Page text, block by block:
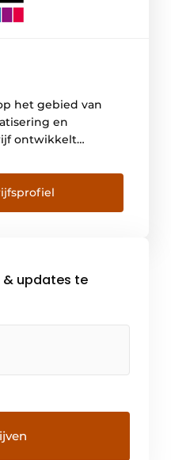
het gebied van
en
ontwikkelt
EPLAN is de
te stroomlijnen.
maat gemaakte
PDM-systemen
betekent
alle […]
& updates te